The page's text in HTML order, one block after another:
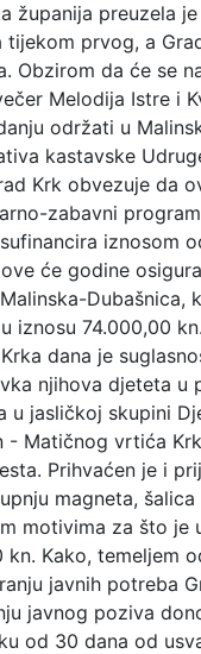
županija preuzela
tijekom prvog, a
Obzirom da će se
Melodija Istre i
održati u
kastavske
Krk obvezuje da
zabavni
iznosom
će godine
Dubašnica,
iznosu 74.000,00
dana je
njihova djeteta u
u jasličkoj skupini
- Matičnog vrtića
Prihvaćen je i
magneta,
motivima za što je
Kako, temeljem
javnih potreba
javnog poziva
od 30 dana od